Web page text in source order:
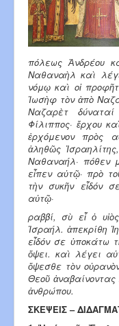
πόλεως Ἀνδρέου
Ναθαναὴλ καὶ
νόμῳ καὶ οἱ
Ἰωσὴφ τὸν ἀπὸ
Ναζαρὲτ
Φίλιππος· ἔρχου
ἐρχόμενον πρὸς
ἀληθῶς
Ναθαναήλ· πόθεν
εἶπεν αὐτῷ· πρὸ
τὴν συκῆν εἶδόν
αὐτῷ·
ραββί, σὺ εἶ ὁ
Ἰσραήλ. ἀπεκρίθη
εἶδόν σε ὑποκάτω
ὄψει. καὶ λέγει
ὄψεσθε τὸν
Θεοῦ ἀναβαίνοντας
ἀν­θρώπου.
ΣΚΕΨΕΙΣ –